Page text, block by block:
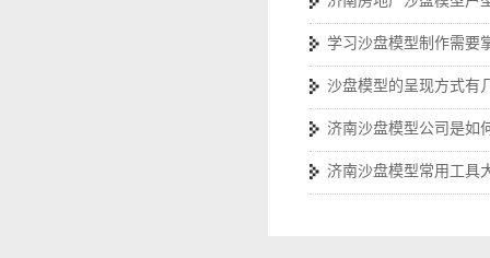
学习沙盘模型制作需要
沙盘模型的呈现方式有
济南沙盘模型公司是如
济南沙盘模型常用工具